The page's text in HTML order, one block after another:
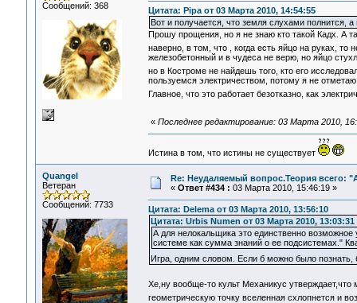
Сообщений: 368
Цитата: Pipa от 03 Марта 2010, 14:54:55
Вот и получается, что земля слухами полнится,
Прошу прощения, но я не знаю кто такой Кадх. А
наверно, в том, что , когда есть яйцо на руках,
железобетонный и в чудеса не верю, но яйцо
но в Костроме не найдешь того, кто его
пользуемся электричеством, потому я не
Главное, что это работает безотказно, как
« Последнее редактирование: 03 Марта 2010,
Истина в том, что истины не существует
Quangel
Ветеран
Сообщений: 7733
Re: Неудаляемый вопрос.Теория всего:
« Ответ #434 : 03 Марта 2010, 15:46:19 »
Цитата: Delema от 03 Марта 2010, 13:56:10
Цитата: Urbis Numen от 03 Марта 2010, 13:03:31
А для нелокальщика это единственно
системе как сумма знаний о ее подсистемах."
Игра, одним словом. Если б можно было познать,
Хе,ну вообще-то культ Механикус
геометрическую точку вселенная схлопнется и